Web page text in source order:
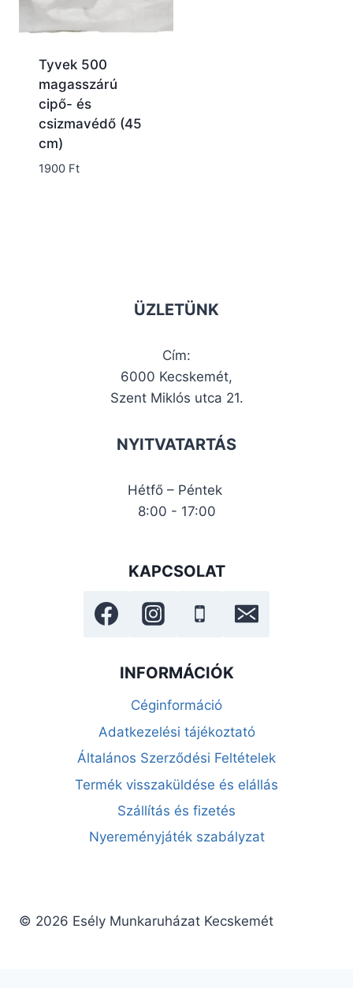
Tyvek 500
magasszárú
cipő- és
csizmavédő (45
cm)
1900 Ft
ÜZLETÜNK
Cím:
6000 Kecskemét,
Szent Miklós utca 21.
NYITVATARTÁS
Hétfő – Péntek
8:00 - 17:00
KAPCSOLAT
INFORMÁCIÓK
Céginformáció
Adatkezelési tájékoztató
Általános Szerződési Feltételek
Termék visszaküldése és elállás
Szállítás és fizetés
Nyereményjáték szabályzat
© 2026 Esély Munkaruházat Kecskemét